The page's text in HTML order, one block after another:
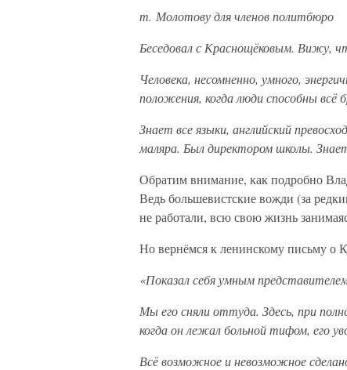
т. Молотову для членов политбюро
Беседовал с Краснощёковым. Вижу,
Человека, несомненно, умного,
положения, когда люди способны всё
Знает все языки, английский
маляра. Был директором школы.
Обратим внимание, как подробно
Ведь большевистские вожди (за
не работали, всю свою жизнь
Но вернёмся к ленинскому письму о
«Показал себя умным
Мы его сняли оттуда. Здесь, при
когда он лежал больной тифом, его
Всё возможное и невозможное